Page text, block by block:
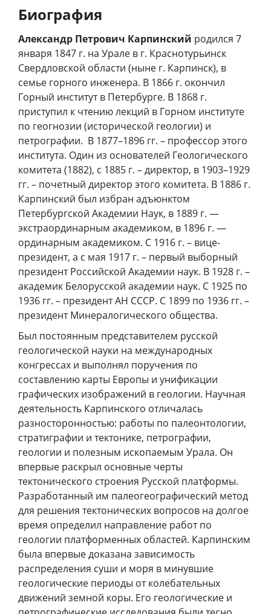
Биография
Александр Петрович Карпинский родился 7
января 1847 г. на Урале в г. Краснотурьинск
Свердловской области (ныне г. Карпинск), в
семье горного инженера. В 1866 г. окончил
Горный институт в Петербурге. В 1868 г.
приступил к чтению лекций в Горном институте
по геогнозии (исторической геологии) и
петрографии. В 1877–1896 гг. – профессор этого
института. Один из основателей Геологического
комитета (1882), с 1885 г. – директор, в 1903–1929
гг. – почетный директор этого комитета. В 1886 г.
Карпинский был избран адъюнктом
Петербургской Академии Наук, в 1889 г. —
экстраординарным академиком, в 1896 г. —
ординарным академиком. С 1916 г. – вице-
президент, а с мая 1917 г. – первый выборный
президент Российской Академии наук. В 1928 г. –
академик Белорусской академии наук. С 1925 по
1936 гг. – президент АН СССР. С 1899 по 1936 гг. –
президент Минералогического общества.
Был постоянным представителем русской
геологической науки на международных
конгрессах и выполнял поручения по
составлению карты Европы и унификации
графических изображений в геологии. Научная
деятельность Карпинского отличалась
разносторонностью: работы по палеонтологии,
стратиграфии и тектонике, петрографии,
геологии и полезным ископаемым Урала. Он
впервые раскрыл основные черты
тектонического строения Русской платформы.
Разработанный им палеогеографический метод
для решения тектонических вопросов на долгое
время определил направление работ по
геологии платформенных областей. Карпинским
была впервые доказана зависимость
распределения суши и моря в минувшие
геологические периоды от колебательных
движений земной коры. Его геологические и